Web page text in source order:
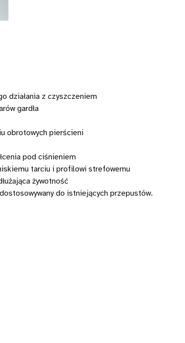
działania z czyszczeniem
gardła
obrotowych pierścieni
pod ciśnieniem
tarciu i profilowi strefowemu
żywotność
do istniejących przepustów.